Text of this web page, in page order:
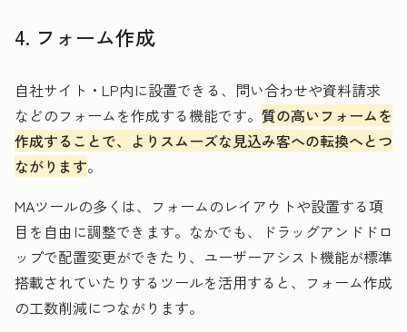
4. フォーム作成
自社サイト・LP内に設置できる、問い合わせや資料請求
などのフォームを作成する機能です。 質の高いフォームを
作成することで、よりスムーズな見込み客への転換へとつ
ながります。
MAツールの多くは、フォームのレイアウトや設置する項
目を自由に調整できます。なかでも、ドラッグアンドドロ
ップで配置変更ができたり、ユーザーアシスト機能が標準
搭載されていたりするツールを活用すると、フォーム作成
の工数削減につながります。